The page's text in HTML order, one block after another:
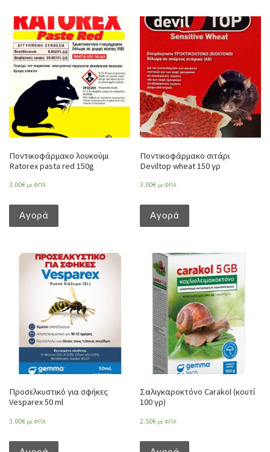
Ποντικοφάρμακο λουκούμι
Ratorex pasta red 150g
3.00€ με ΦΠΑ
Αγορά
Ποντικοφάρμακο σιτάρι
Deviltop wheat 150 γρ
3.00€ με ΦΠΑ
Αγορά
Προσελκυστικό για σφήκες
Vesparex 50 ml
3.00€ με ΦΠΑ
Σαλιγκαροκτόνο Carakol (κουτί
100 γρ)
2.50€ με ΦΠΑ